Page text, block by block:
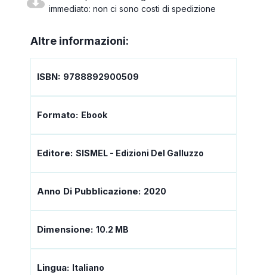
immediato: non ci sono costi di spedizione
Altre informazioni:
ISBN: 9788892900509
Formato: Ebook
Editore: SISMEL - Edizioni Del Galluzzo
Anno Di Pubblicazione: 2020
Dimensione: 10.2 MB
Lingua: Italiano